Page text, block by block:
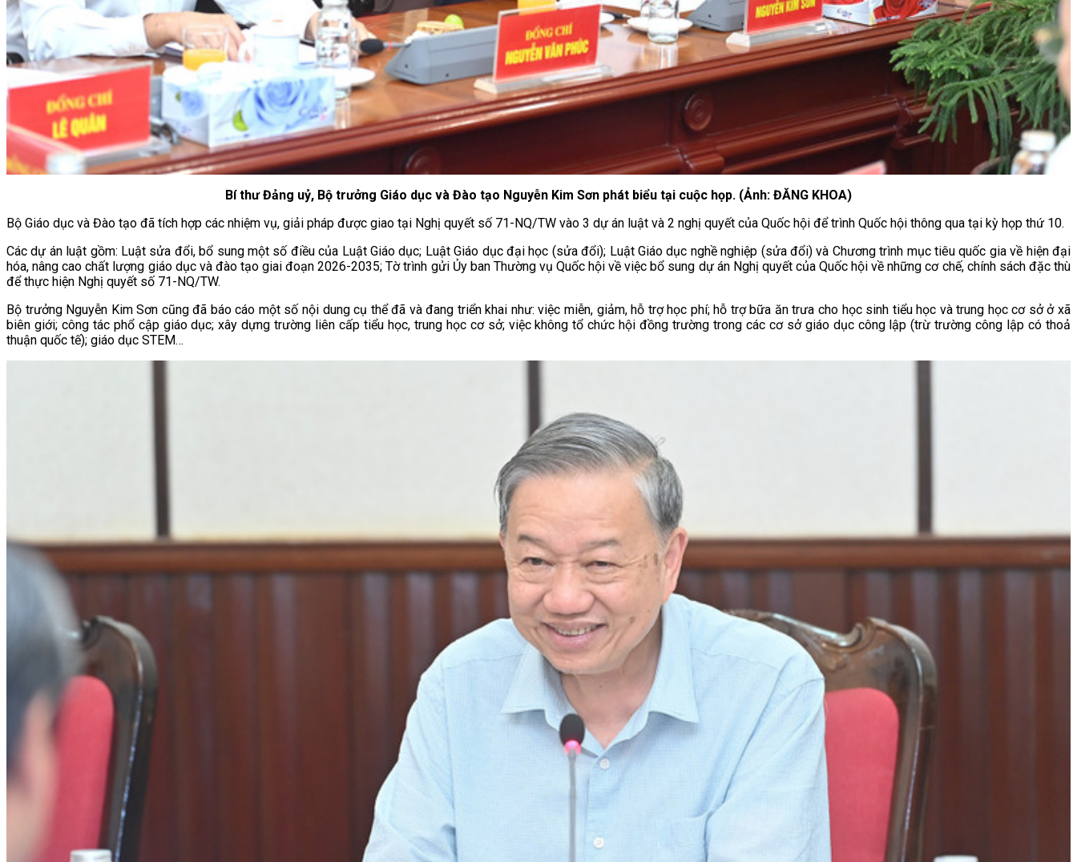
Bí thư Đảng uỷ, Bộ trưởng Giáo dục và Đào tạo Nguyễn Kim Sơn phát biểu tại cuộc họp. (Ảnh: ĐĂNG KHOA)
Bộ Giáo dục và Đào tạo đã tích hợp các nhiệm vụ, giải pháp được giao tại Nghị quyết số 71-NQ/TW vào 3 dự án luật và 2 nghị quyết của Quốc hội để trình Quốc hội thông qua tại kỳ họp thứ 10.
Các dự án luật gồm: Luật sửa đổi, bổ sung một số điều của Luật Giáo dục; Luật Giáo dục đại học (sửa đổi); Luật Giáo dục nghề nghiệp (sửa đổi) và Chương trình mục tiêu quốc gia về hiện đại
hóa, nâng cao chất lượng giáo dục và đào tạo giai đoạn 2026-2035; Tờ trình gửi Ủy ban Thường vụ Quốc hội về việc bổ sung dự án Nghị quyết của Quốc hội về những cơ chế, chính sách đặc thù
để thực hiện Nghị quyết số 71-NQ/TW.
Bộ trưởng Nguyễn Kim Sơn cũng đã báo cáo một số nội dung cụ thể đã và đang triển khai như: việc miễn, giảm, hỗ trợ học phí; hỗ trợ bữa ăn trưa cho học sinh tiểu học và trung học cơ sở ở xã
biên giới; công tác phổ cập giáo dục; xây dựng trường liên cấp tiểu học, trung học cơ sở; việc không tổ chức hội đồng trường trong các cơ sở giáo dục công lập (trừ trường công lập có thoả
thuận quốc tế); giáo dục STEM…